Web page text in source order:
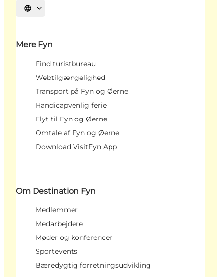
Vælg sprog
Mere Fyn
Find turistbureau
Webtilgængelighed
Transport på Fyn og Øerne
Handicapvenlig ferie
Flyt til Fyn og Øerne
Omtale af Fyn og Øerne
Download VisitFyn App
Om Destination Fyn
Medlemmer
Medarbejdere
Møder og konferencer
Sportevents
Bæredygtig forretningsudvikling